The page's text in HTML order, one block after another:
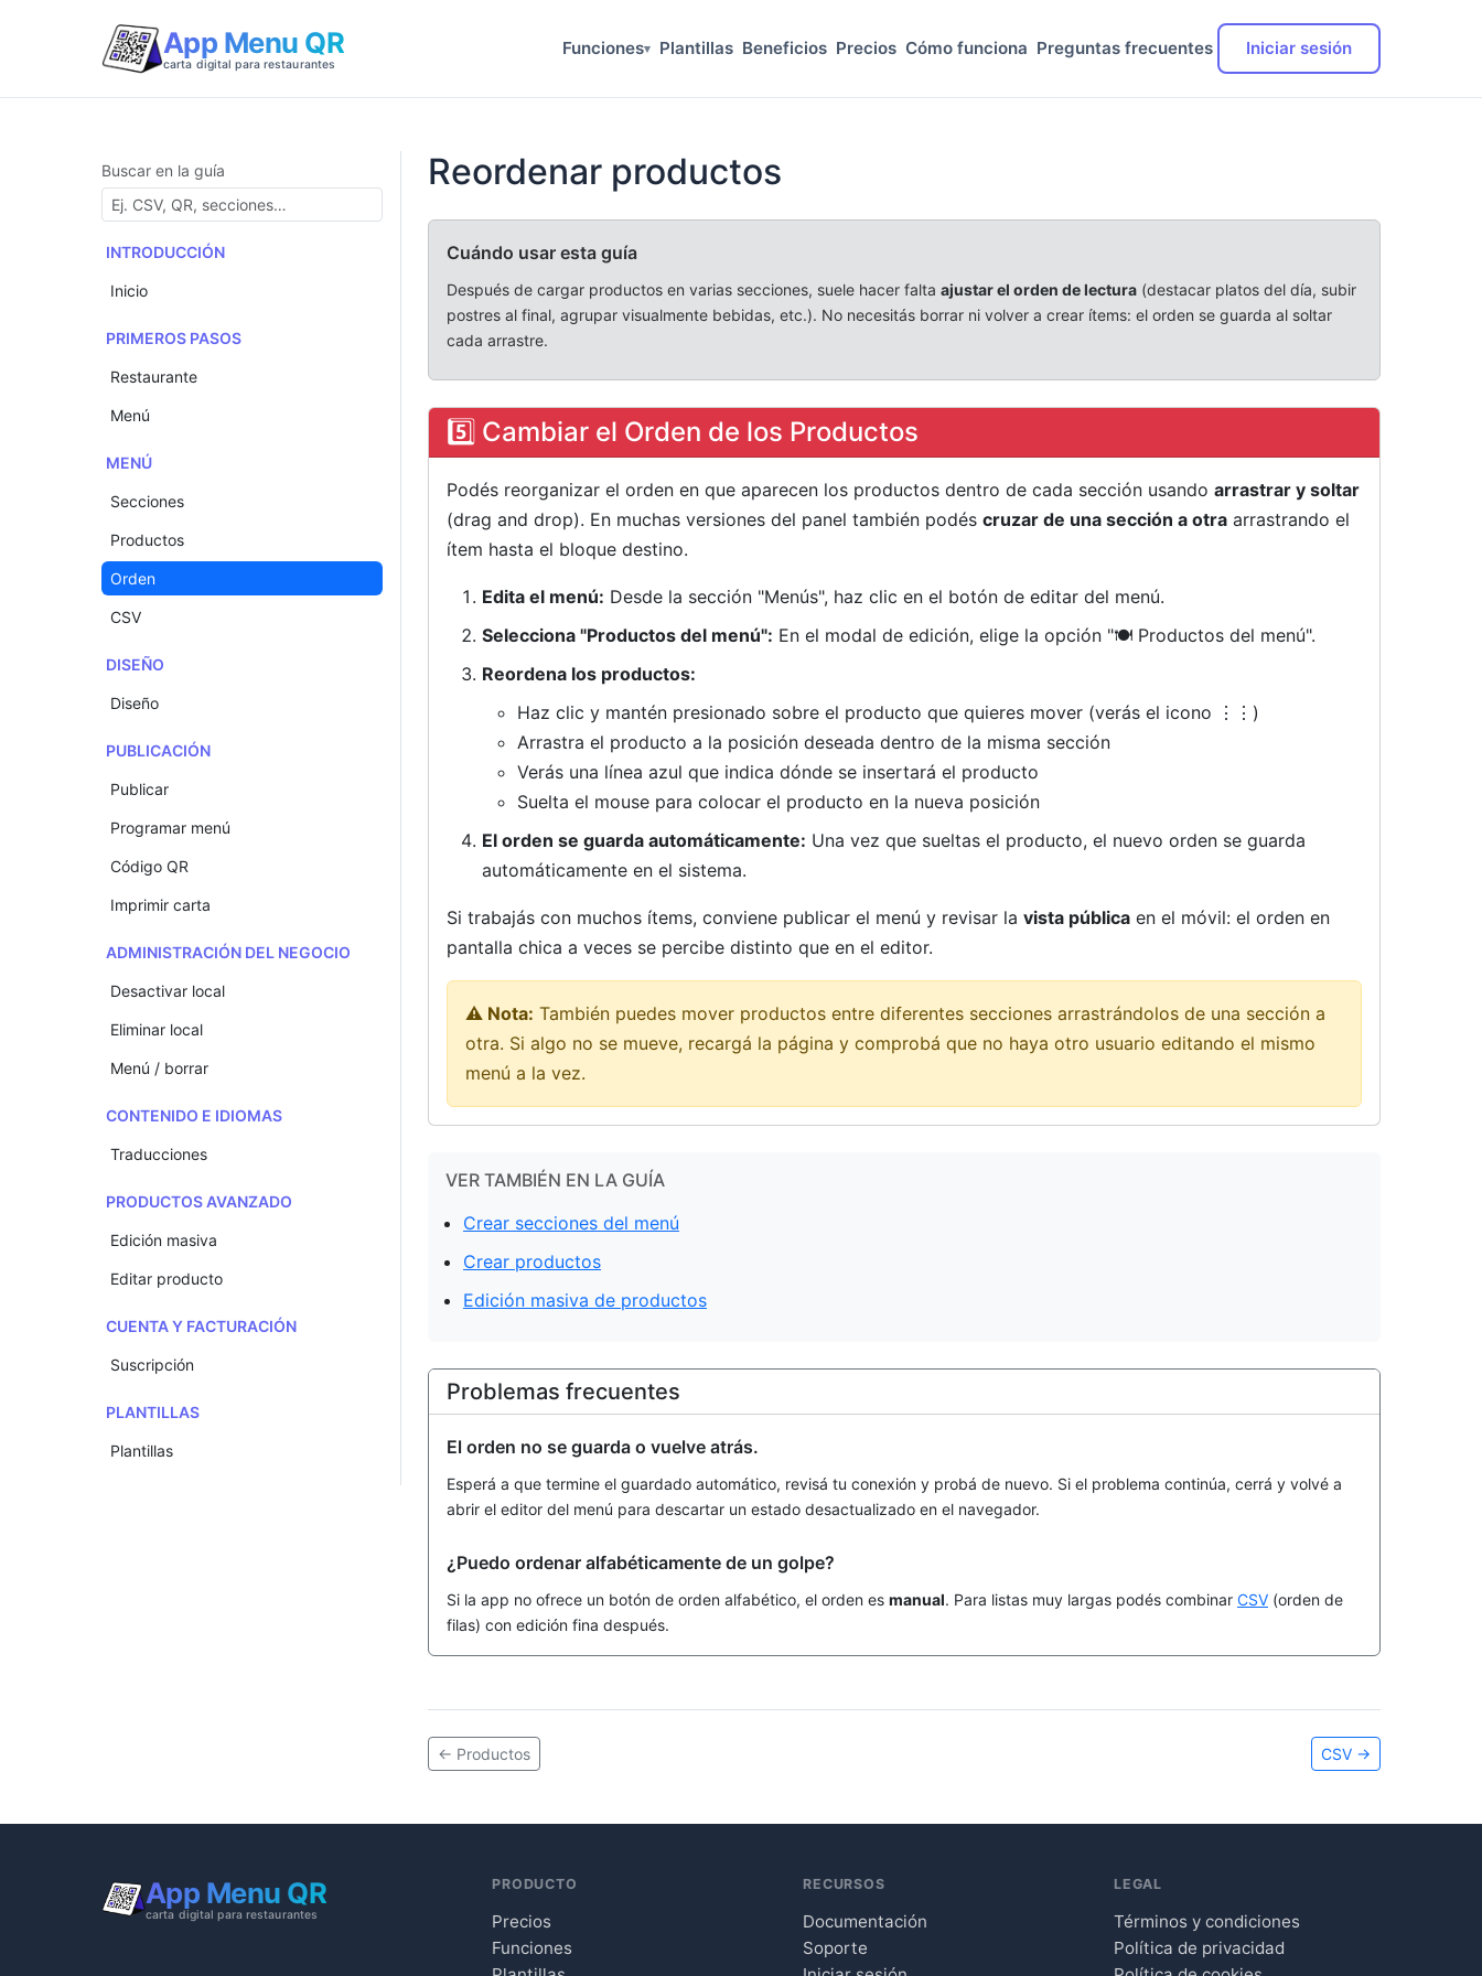
App Menu QR
carta digital para restaurantes
Funciones▾ Plantillas Beneficios Precios Cómo funciona Preguntas frecuentes Iniciar sesión
Buscar en la guía
INTRODUCCIÓN
Inicio
PRIMEROS PASOS
Restaurante
Menú
MENÚ
Secciones
Productos
Orden
CSV
DISEÑO
Diseño
PUBLICACIÓN
Publicar
Programar menú
Código QR
Imprimir carta
ADMINISTRACIÓN DEL NEGOCIO
Desactivar local
Eliminar local
Menú / borrar
CONTENIDO E IDIOMAS
Traducciones
PRODUCTOS AVANZADO
Edición masiva
Editar producto
CUENTA Y FACTURACIÓN
Suscripción
PLANTILLAS
Plantillas
Reordenar productos
Cuándo usar esta guía
Después de cargar productos en varias secciones, suele hacer falta ajustar el orden de lectura (destacar platos del día, subir
postres al final, agrupar visualmente bebidas, etc.). No necesitás borrar ni volver a crear ítems: el orden se guarda al soltar
cada arrastre.
5️⃣ Cambiar el Orden de los Productos
Podés reorganizar el orden en que aparecen los productos dentro de cada sección usando arrastrar y soltar
(drag and drop). En muchas versiones del panel también podés cruzar de una sección a otra arrastrando el
ítem hasta el bloque destino.
Edita el menú: Desde la sección "Menús", haz clic en el botón de editar del menú.
Selecciona "Productos del menú": En el modal de edición, elige la opción "🍽️ Productos del menú".
Reordena los productos:
Haz clic y mantén presionado sobre el producto que quieres mover (verás el icono ⋮⋮)
Arrastra el producto a la posición deseada dentro de la misma sección
Verás una línea azul que indica dónde se insertará el producto
Suelta el mouse para colocar el producto en la nueva posición
El orden se guarda automáticamente: Una vez que sueltas el producto, el nuevo orden se guarda
automáticamente en el sistema.
Si trabajás con muchos ítems, conviene publicar el menú y revisar la vista pública en el móvil: el orden en
pantalla chica a veces se percibe distinto que en el editor.
⚠️ Nota: También puedes mover productos entre diferentes secciones arrastrándolos de una sección a
otra. Si algo no se mueve, recargá la página y comprobá que no haya otro usuario editando el mismo
menú a la vez.
VER TAMBIÉN EN LA GUÍA
Crear secciones del menú
Crear productos
Edición masiva de productos
Problemas frecuentes
El orden no se guarda o vuelve atrás.
Esperá a que termine el guardado automático, revisá tu conexión y probá de nuevo. Si el problema continúa, cerrá y volvé a
abrir el editor del menú para descartar un estado desactualizado en el navegador.
¿Puedo ordenar alfabéticamente de un golpe?
Si la app no ofrece un botón de orden alfabético, el orden es manual. Para listas muy largas podés combinar CSV (orden de
filas) con edición fina después.
← Productos CSV →
App Menu QR
carta digital para restaurantes
PRODUCTO
Precios
Funciones
RECURSOS
Documentación
Soporte
LEGAL
Términos y condiciones
Política de privacidad